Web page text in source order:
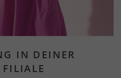
IN DEINER